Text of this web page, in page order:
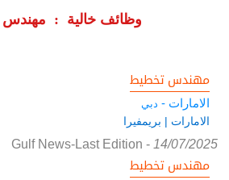
وظائف خالية :
مهندس تخطيط
الامارات - دبي
الامارات | بريمفيرا
Gulf News-Last Edition - 14/07/2025
مهندس تخطيط